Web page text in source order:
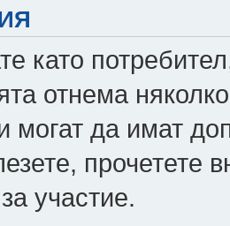
като
отнема
могат да имат
прочетете
участие.